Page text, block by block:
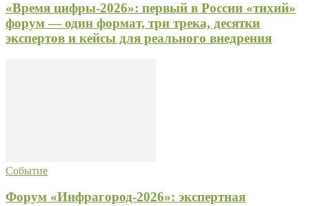
«Время цифры-2026»: первый в России «тихий»
форум — один формат, три трека, десятки
экспертов и кейсы для реального внедрения
Событие
Форум «Инфрагород‑2026»: экспертная